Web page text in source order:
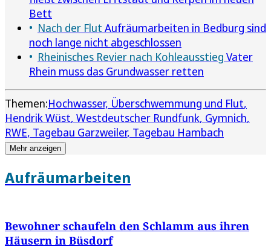
Bett
Nach der Flut Aufräumarbeiten in Bedburg sind
noch lange nicht abgeschlossen
Rheinisches Revier nach Kohleausstieg Vater
Rhein muss das Grundwasser retten
Themen:Hochwasser, Überschwemmung und Flut
Hendrik Wüst Westdeutscher Rundfunk Gymnich
RWE Tagebau Garzweiler Tagebau Hambach
Mehr anzeigen
Aufräumarbeiten
Bewohner schaufeln den Schlamm aus ihren
Häusern in Büsdorf